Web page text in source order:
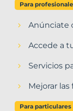
Para
Anúnciate
Accede a
Servicios
Mejorar
Para particulares